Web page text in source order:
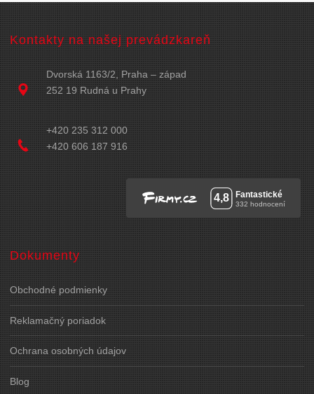
Kontakty na našej prevádzkareň
Dvorská 1163/2, Praha – západ
252 19 Rudná u Prahy
+420 235 312 000
+420 606 187 916
Dokumenty
Obchodné podmienky
Reklamačný poriadok
Ochrana osobných údajov
Blog